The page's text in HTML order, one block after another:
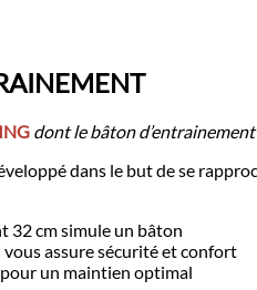
dont le bâton
dans le but de se
32 cm simule un bâton
vous assure sécurité et confort
un maintien optimal